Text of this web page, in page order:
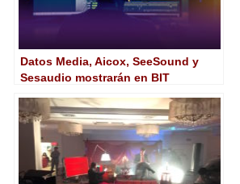
Datos Media, Aicox, SeeSound y
Sesaudio mostrarán en BIT
herramientas de Avid dirigidas a
broadcasters y creadores